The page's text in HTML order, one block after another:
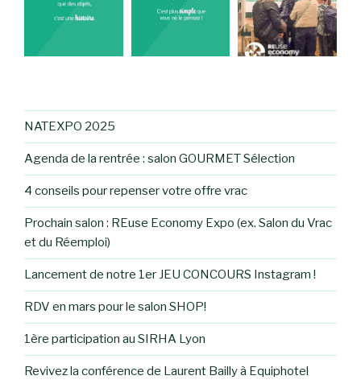
NATEXPO 2025
Agenda de la rentrée : salon GOURMET Sélection
4 conseils pour repenser votre offre vrac
Prochain salon : REuse Economy Expo (ex. Salon du Vrac
et du Réemploi)
Lancement de notre 1er JEU CONCOURS Instagram !
RDV en mars pour le salon SHOP!
1ère participation au SIRHA Lyon
Revivez la conférence de Laurent Bailly à Equiphotel